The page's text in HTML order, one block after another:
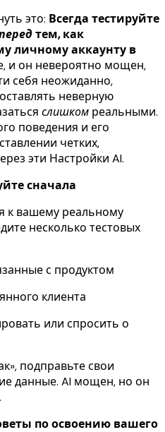
это: Всегда тестируйте
тем, как
личному аккаунту в
и он невероятно мощен,
себя неожиданно,
неверную
слишком реальными.
поведения и его
четких,
эти Настройки AI.
сначала
к вашему реальному
несколько тестовых
с продуктом
клиента
или спросить о
подправьте свои
данные. AI мощен, но он
по освоению вашего